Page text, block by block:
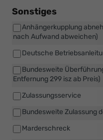
Sonstiges
Anhängerkupplung
nach Aufwand abweichen)
Deutsche
Bundesweite
Entfernung 299 isz ab Preis)
Zulassungsservice
Bundesweite Zulassung
Marderschreck